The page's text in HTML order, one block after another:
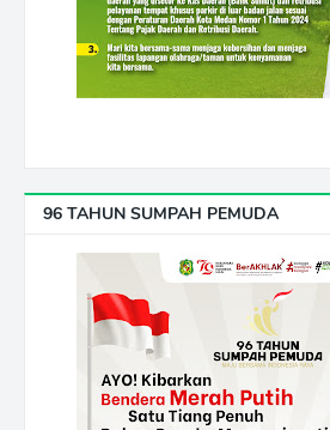
96 TAHUN SUMPAH PEMUDA